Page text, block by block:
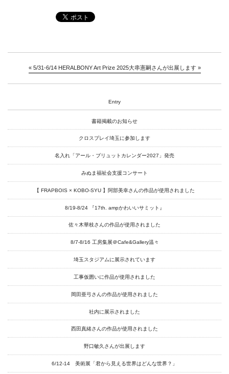
News
About
Artists
Exhibitions
Projects
Goods
Media
Access
Link
Facebook
Instagram
Youtube
online-shop
art center syu
« 5/31-6/14 HERALBONY Art Prize 2025大串憲嗣さんが出展します»
Entry
書籍掲載のお知らせ
クロスプレイ埼玉に参加します
名入れ「アール・ブリュットカレンダー2027」発売
みぬま福祉会支援コンサート
【 FRAPBOIS × KOBO-SYU 】阿部美幸さんの作品が使用されました
8/19-8/24 『17th. ampかわいいサミット』
佐々木華枝さんの作品が使用されました
8/7-8/16 工房集展＠Cafe&Gallery温々
埼玉スタジアムに展示されています
工事仮囲いに作品が使用されました
岡田亜弓さんの作品が使用されました
社内に展示されました
西田真緒さんの作品が使用されました
野口敏久さんが出展します
6/12-14 美術展「君から見える世界はどんな世界？」